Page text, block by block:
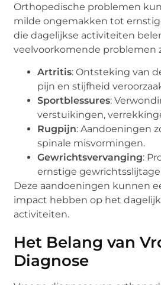
Orthopedische problemen
milde ongemakken tot
die dagelijkse activiteiten
veelvoorkomende problemen
Artritis: Ontsteking van
pijn en stijfheid
Sportblessures:
verstuikingen,
Rugpijn: Aandoeningen
spinale misvormingen.
Gewrichtsvervanging:
ernstige
Deze aandoeningen kunnen
impact hebben op het
activiteiten.
Het Belang van
Diagnose